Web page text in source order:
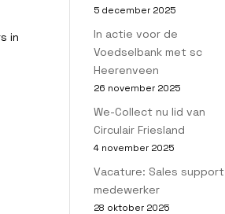
in
5 december 2025
In actie voor de
Voedselbank met sc
Heerenveen
26 november 2025
We-Collect nu lid van
Circulair Friesland
4 november 2025
Vacature: Sales support
medewerker
28 oktober 2025